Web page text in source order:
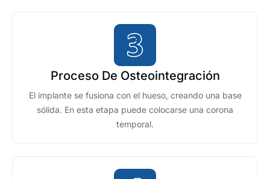
Proceso De Osteointegración
El implante se fusiona con el hueso, creando una base
sólida. En esta etapa puede colocarse una corona
temporal.